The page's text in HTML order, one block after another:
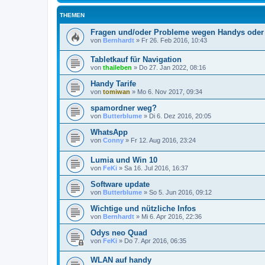
THEMEN
Fragen und/oder Probleme wegen Handys
von Bernhardt » Fr 26. Feb 2016, 10:43
Tabletkauf für Navigation
von thaileben » Do 27. Jan 2022, 08:16
Handy Tarife
von tomiwan » Mo 6. Nov 2017, 09:34
spamordner weg?
von Butterblume » Di 6. Dez 2016, 20:05
WhatsApp
von Conny » Fr 12. Aug 2016, 23:24
Lumia und Win 10
von FeKi » Sa 16. Jul 2016, 16:37
Software update
von Butterblume » So 5. Jun 2016, 09:12
Wichtige und nützliche Infos
von Bernhardt » Mi 6. Apr 2016, 22:36
Odys neo Quad
von FeKi » Do 7. Apr 2016, 06:35
WLAN auf handy